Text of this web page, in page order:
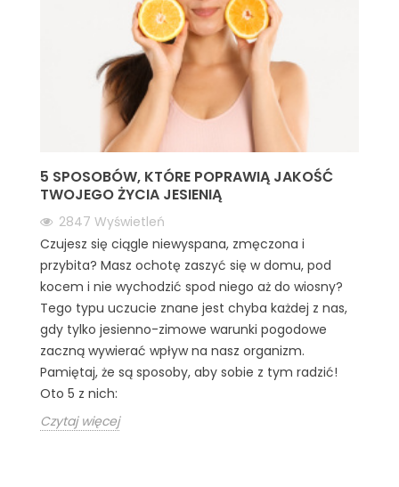
5 SPOSOBÓW, KTÓRE POPRAWIĄ JAKOŚĆ
TWOJEGO ŻYCIA JESIENIĄ
2847 Wyświetleń
Czujesz się ciągle niewyspana, zmęczona i
przybita? Masz ochotę zaszyć się w domu, pod
kocem i nie wychodzić spod niego aż do wiosny?
Tego typu uczucie znane jest chyba każdej z nas,
gdy tylko jesienno-zimowe warunki pogodowe
zaczną wywierać wpływ na nasz organizm.
Pamiętaj, że są sposoby, aby sobie z tym radzić!
Oto 5 z nich:
Czytaj więcej